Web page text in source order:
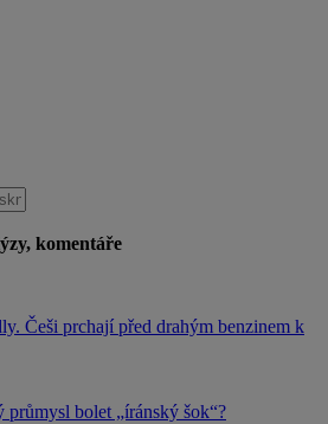
komentáře
Češi prchají před drahým benzinem k
průmysl bolet „íránský šok“?